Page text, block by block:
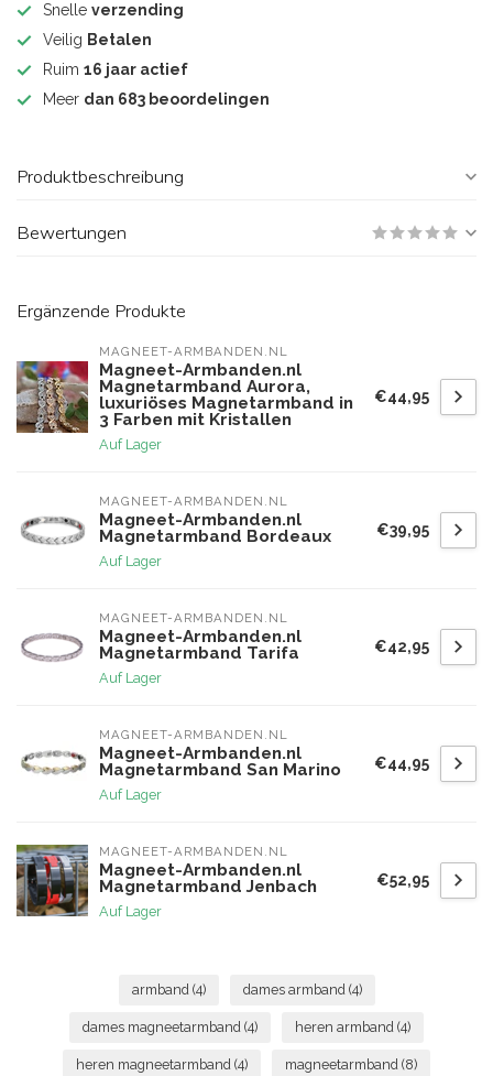
Snelle verzending
Veilig Betalen
Ruim 16 jaar actief
Meer dan 683 beoordelingen
Produktbeschreibung
Bewertungen
Ergänzende Produkte
MAGNEET-ARMBANDEN.NL
Magneet-Armbanden.nl
Magnetarmband Aurora,
luxuriöses Magnetarmband in
3 Farben mit Kristallen
Auf Lager
€44,95
MAGNEET-ARMBANDEN.NL
Magneet-Armbanden.nl
Magnetarmband Bordeaux
Auf Lager
€39,95
MAGNEET-ARMBANDEN.NL
Magneet-Armbanden.nl
Magnetarmband Tarifa
Auf Lager
€42,95
MAGNEET-ARMBANDEN.NL
Magneet-Armbanden.nl
Magnetarmband San Marino
Auf Lager
€44,95
MAGNEET-ARMBANDEN.NL
Magneet-Armbanden.nl
Magnetarmband Jenbach
Auf Lager
€52,95
armband (4) dames armband (4)
dames magneetarmband (4) heren armband (4)
heren magneetarmband (4) magneetarmband (8)